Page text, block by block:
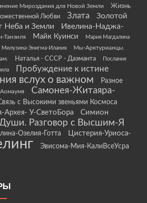
Мироздания для Новой Земли
Жизнь
Любви
Злата
Золотой
Неба и Земли
Ивелина-Наджа-
Танзиля Майк Куинси Мария Магдалина
Милузина-Энигма-Илания
Мы-Арктурианцы.
Наталья - СССР - Даэманта
Послания
Пробуждение к истине
вслух о важном Разное
Самонея-Житаяра-
с Высокими звеньями Космоса
Архея- У-СветоБора Симион
Души. Разговор с Высшим-Я
Озелия-Готта
Цистерия-Уриоса-
Эвисома-Мия-КалиВсеУсра